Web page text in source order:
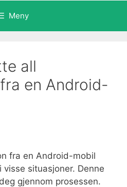
Meny
all
en Android-
fra en Android-mobil
situasjoner. Denne
gjennom prosessen.